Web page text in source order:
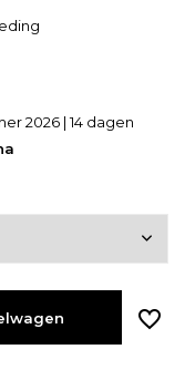
2026 | 14 dagen